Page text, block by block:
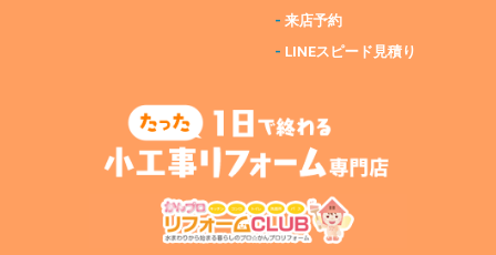
-来店予約
- LINEスピード見積り